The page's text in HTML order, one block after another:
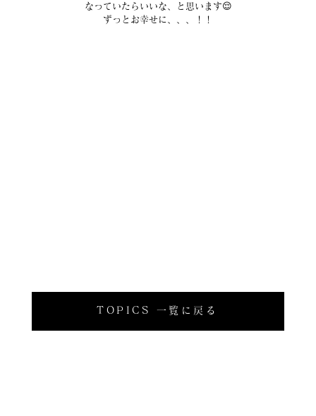
TOPICS 一覧に戻る
なっていたらいいな、と思います😌
ずっとお幸せに、、、！！